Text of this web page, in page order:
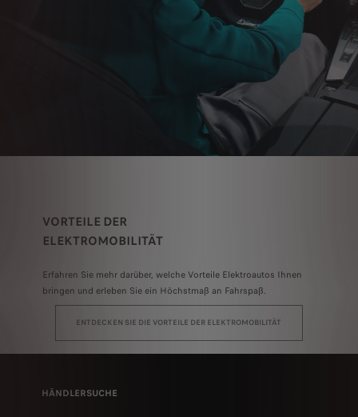
VORTEILE DER
ELEKTROMOBILITÄT
Erfahren Sie mehr darüber, welche Vorteile Elektroautos Ihnen
bringen und erleben Sie ein Höchstmaß an Fahrspaß.
ENTDECKEN SIE DIE VORTEILE DER ELEKTROMOBILITÄT
HÄNDLERSUCHE